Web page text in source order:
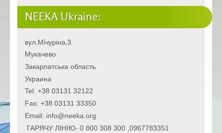
NEEKA Ukraine:
вул.Мічуріна,3
Мукачево
Закарпатська область
Украина
Tel: +38 03131 32122
Fax: +38 03131 33350
Email: info@neeka.org
ГАРЯЧУ ЛІНІЮ- 0 800 308 300 ,0967783351